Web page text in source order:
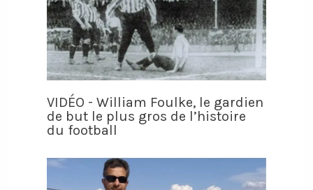
VIDÉO - William Foulke, le gardien
de but le plus gros de l’histoire
du football